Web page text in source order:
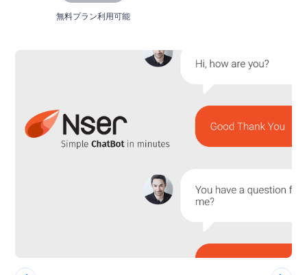
無料プラン利用可能